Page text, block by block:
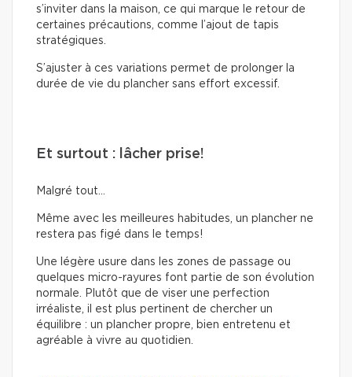
s’inviter dans la maison, ce qui marque le retour de
certaines précautions, comme l’ajout de tapis
stratégiques.
S’ajuster à ces variations permet de prolonger la
durée de vie du plancher sans effort excessif.
Et surtout : lâcher prise!
Malgré tout…
Même avec les meilleures habitudes, un plancher ne
restera pas figé dans le temps!
Une légère usure dans les zones de passage ou
quelques micro-rayures font partie de son évolution
normale. Plutôt que de viser une perfection
irréaliste, il est plus pertinent de chercher un
équilibre : un plancher propre, bien entretenu et
agréable à vivre au quotidien.